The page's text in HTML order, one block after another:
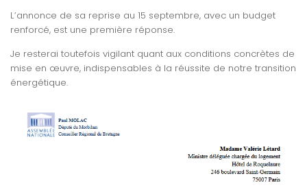
L’annonce de sa reprise au 15 septembre, avec un budget
renforcé, est une première réponse.
Je resterai toutefois vigilant quant aux conditions concrètes de
mise en œuvre, indispensables à la réussite de notre transition
énergétique.